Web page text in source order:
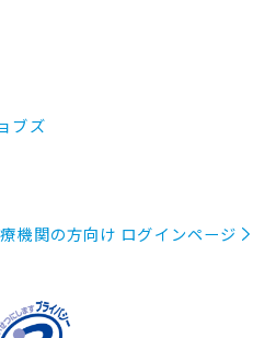
ブズ
機関の方向け ログインページ